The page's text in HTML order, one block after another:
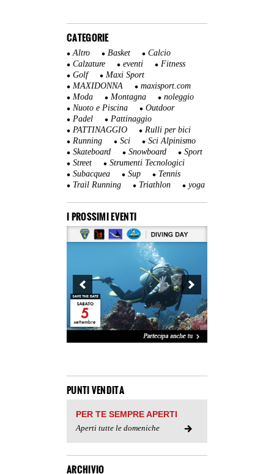
CATEGORIE
Altro Basket
Calcio
Calzature
eventi
Fitness
Golf
Maxi Sport
MAXIDONNA
maxisport.com
Moda
Montagna
noleggio
Nuoto e Piscina
Outdoor
Padel
Pattinaggio
PATTINAGGIO
Rulli per bici
Running
Sci
Sci Alpinismo
Skateboard
Snowboard
Sport
Street
Strumenti Tecnologici
Subacquea
Sup
Tennis
Trail Running
Triathlon yoga
I PROSSIMI EVENTI
PUNTI VENDITA
PER TE SEMPRE APERTI
Aperti tutte le domeniche
ARCHIVIO